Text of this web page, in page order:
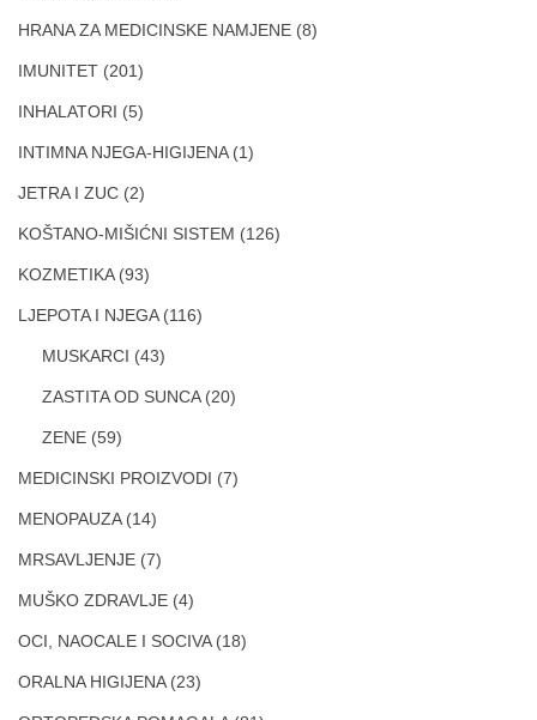
HRANA ZA MEDICINSKE NAMJENE (8)
IMUNITET (201)
INHALATORI (5)
INTIMNA NJEGA-HIGIJENA (1)
JETRA I ZUC (2)
KOŠTANO-MIŠIĆNI SISTEM (126)
KOZMETIKA (93)
LJEPOTA I NJEGA (116)
MUSKARCI (43)
ZASTITA OD SUNCA (20)
ZENE (59)
MEDICINSKI PROIZVODI (7)
MENOPAUZA (14)
MRSAVLJENJE (7)
MUŠKO ZDRAVLJE (4)
OCI, NAOCALE I SOCIVA (18)
ORALNA HIGIJENA (23)